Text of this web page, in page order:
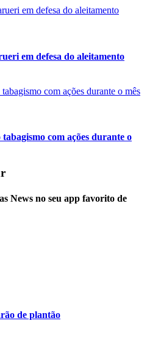
em defesa do aleitamento
com ações durante o
News no seu app favorito de
de plantão